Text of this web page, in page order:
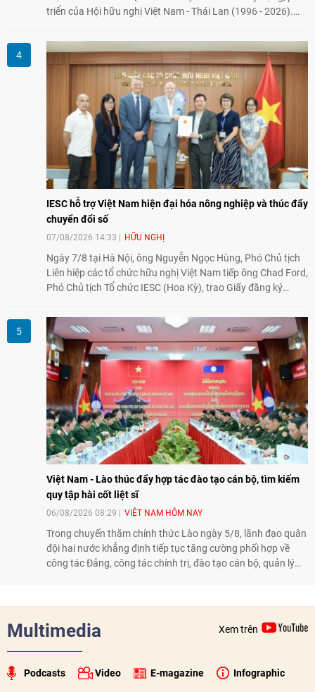
triển của Hội hữu nghị Việt Nam - Thái Lan (1996 - 2026).
tình hữu nghị, đồng thời từng bước mở rộng hoạt động từ
giao lưu truyền thống sang kết nối địa phương, doanh
nghiệp, giáo dục, văn hóa và thế hệ trẻ, góp phần tăng
cường sự hiểu biết và hợp tác giữa nhân dân hai nước.
IESC hỗ trợ Việt Nam hiện đại hóa nông nghiệp và thúc đẩy
chuyển đổi số
07/08/2026 14:33 HỮU NGHỊ
Ngày 7/8 tại Hà Nội, ông Nguyễn Ngọc Hùng, Phó Chủ tịch
Liên hiệp các tổ chức hữu nghị Việt Nam tiếp ông Chad Ford,
Phó Chủ tịch Tổ chức IESC (Hoa Kỳ), trao Giấy đăng ký
đổi về định hướng triển khai Dự án "Mở rộng Thương mại
Nông nghiệp và An toàn thực phẩm Hoa Kỳ - Việt Nam",
hướng tới thúc đẩy chuyển đổi số, hiện đại hóa nông nghiệp
và mở rộng hợp tác phát triển giữa hai nước.
Việt Nam - Lào thúc đẩy hợp tác đào tạo cán bộ, tìm kiếm
quy tập hài cốt liệt sĩ
06/08/2026 08:29 VIỆT NAM HÔM NAY
Trong chuyến thăm chính thức Lào ngày 5/8, lãnh đạo quân
đội hai nước khẳng định tiếp tục tăng cường phối hợp về
công tác Đảng, công tác chính trị, đào tạo cán bộ, quản lý
Multimedia Xem trên
Podcasts Video E-magazine Infographic